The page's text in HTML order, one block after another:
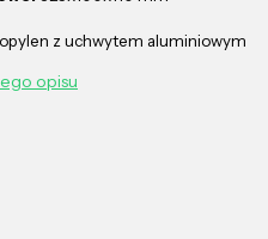
z uchwytem aluminiowym
opisu